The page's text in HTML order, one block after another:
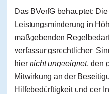
Das BVerfG behauptet:
Leistungsminderung in
maßgebenden
verfassungsrechtlichen
hier nicht ungeeignet, den
Mitwirkung an der
Hilfebedürftigkeit und der